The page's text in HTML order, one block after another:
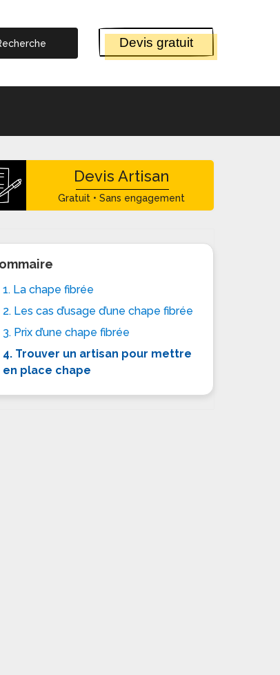
Devis gratuit
Devis Artisan
Gratuit • Sans engagement
1. La chape fibrée
2. Les cas d’usage d’une chape fibrée
3. Prix d’une chape fibrée
4. Trouver un artisan pour mettre
en place chape